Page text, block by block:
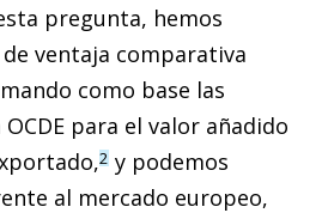
pregunta, hemos
ventaja comparativa
como base las
para el valor añadido
2 y podemos
al mercado europeo,